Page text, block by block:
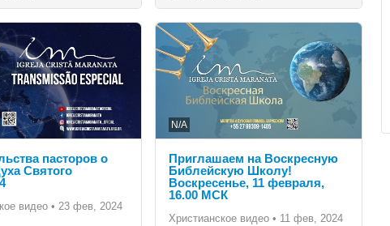
пасторов о
Святого
видео • 23 фев, 2024
N/A
Приглашаем на Воскресную
Библейскую Школу!
Воскресенье, 11 февраля,
16.00 МСК
Христианское видео • 11 фев, 2024